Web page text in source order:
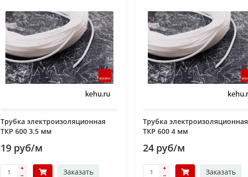
Трубка электроизоляционная
ТКР 600 3.5 мм
19 руб/м
Заказать
Трубка электроизоляционная
ТКР 600 4 мм
24 руб/м
Заказать